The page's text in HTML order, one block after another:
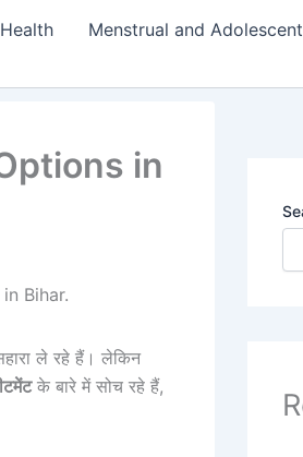
Menstrual and
in
Bihar.
ले रहे हैं। लेकिन
के बारे में सोच रहे हैं,